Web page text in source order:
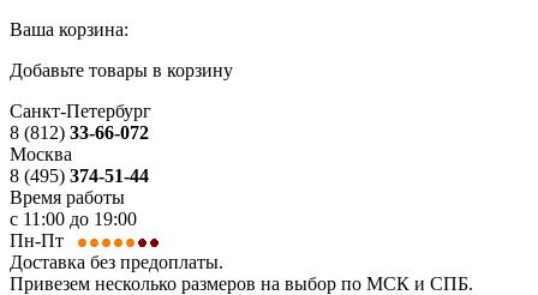
Ваша корзина:
Добавьте товары в корзину
Санкт-Петербург
8 (812) 33-66-072
Москва
8 (495) 374-51-44
Время работы
с 11:00 до 19:00
Пн-Пт
Доставка без предоплаты.
Привезем несколько размеров на выбор по МСК и СПБ.